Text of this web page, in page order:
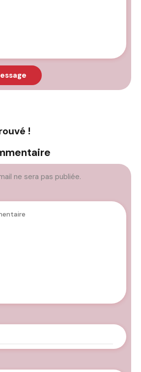
!
ne sera pas publiée.